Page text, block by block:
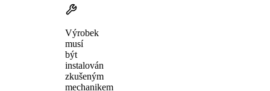
Výrobek
musí
být
instalován
zkušeným
mechanikem